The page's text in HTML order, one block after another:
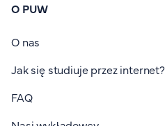
O PUW
O nas
Jak się studiuje przez internet?
FAQ